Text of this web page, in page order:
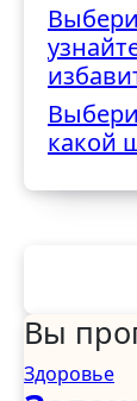
какой
Вы
Здоровье